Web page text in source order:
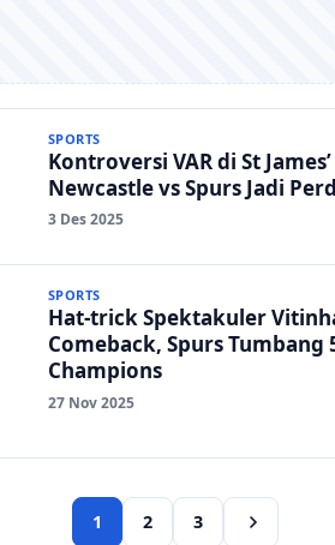
SPORTS
Kontroversi VAR di St
Newcastle vs Spurs Jadi
3 Des 2025
SPORTS
Hat-trick Spektakuler
Comeback, Spurs Tumbang
Champions
27 Nov 2025
1 2 3